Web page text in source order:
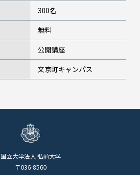
300名
無料
公開講座
文京町キャンパス
国立大学法人 弘前大学
〒036-8560